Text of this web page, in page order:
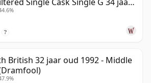
?
British 32 jaar oud 1992 - Middle